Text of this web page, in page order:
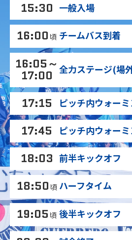
15:30 一般入場
16:00 頃 チームバス到着
16:05～
17:00 全力ステージ(場
17:15 ピッチ内ウォー
17:45 ピッチ内ウォー
18:03 前半キックオフ
18:50 頃 ハーフタイム
19:05 頃 後半キックオフ